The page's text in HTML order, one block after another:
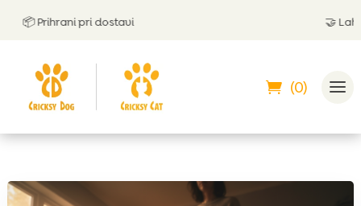
Prihrani pri dostavi Lahko
(0)